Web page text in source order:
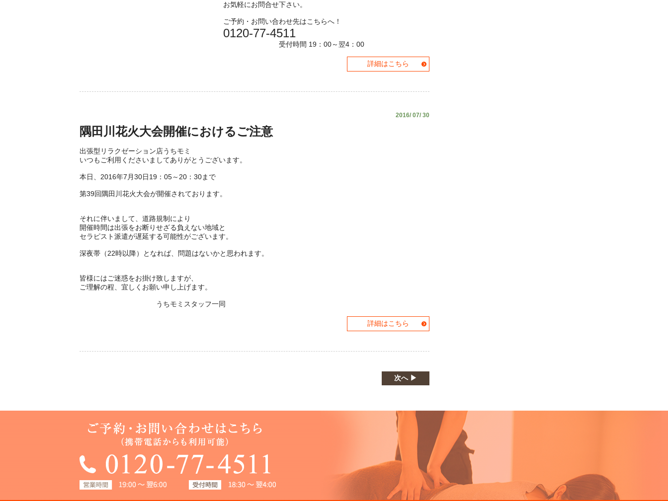
お気軽にお問合せ下さい。
ご予約・お問い合わせ先はこちらへ！
0120-77-4511
受付時間 19：00～翌4：00
詳細はこちら
2016/ 07/ 30
隅田川花火大会開催におけるご注意
出張型リラクゼーション店うちモミ
いつもご利用くださいましてありがとうございます。
本日、2016年7月30日19：05～20：30まで
第39回隅田川花火大会が開催されております。
それに伴いまして、道路規制により
開催時間は出張をお断りせざる負えない地域と
セラピスト派遣が遅延する可能性がございます。
深夜帯（22時以降）となれば、問題はないかと思われます。
皆様にはご迷惑をお掛け致しますが、
ご理解の程、宜しくお願い申し上げます。
うちモミスタッフ一同
詳細はこちら
次へ ▶